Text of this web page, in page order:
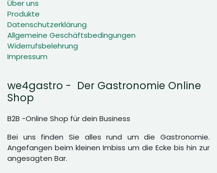
Über uns
Produkte
Datenschutzerklärung
Allgemeine Geschäftsbedingungen
Widerrufsbelehrung
Impressum
we4gastro - Der Gastronomie Online
Shop
B2B -Online Shop für dein Business
Bei uns finden Sie alles rund um die Gastronomie.
Angefangen beim kleinen Imbiss um die Ecke bis hin zur
angesagten Bar.